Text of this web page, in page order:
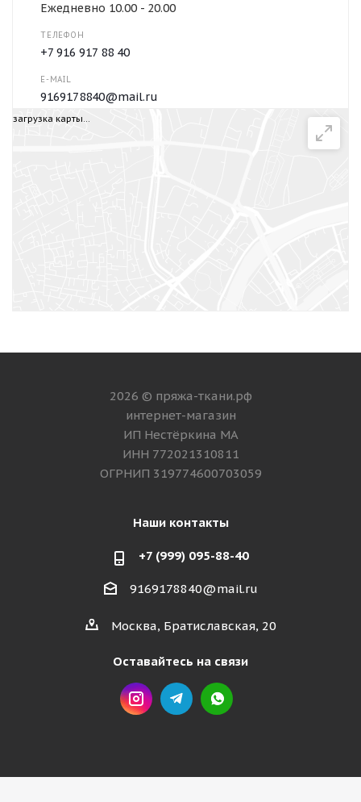
Ежедневно 10.00 - 20.00
ТЕЛЕФОН
+7 916 917 88 40
E-MAIL
9169178840@mail.ru
загрузка карты...
2026 © пряжа-ткани.рф
интернет-магазин
ИП Нестёркина МА
ИНН 772021310811
ОГРНИП 319774600703059
Наши контакты
+7 (999) 095-88-40
9169178840@mail.ru
Москва, Братиславская, 20
Оставайтесь на связи